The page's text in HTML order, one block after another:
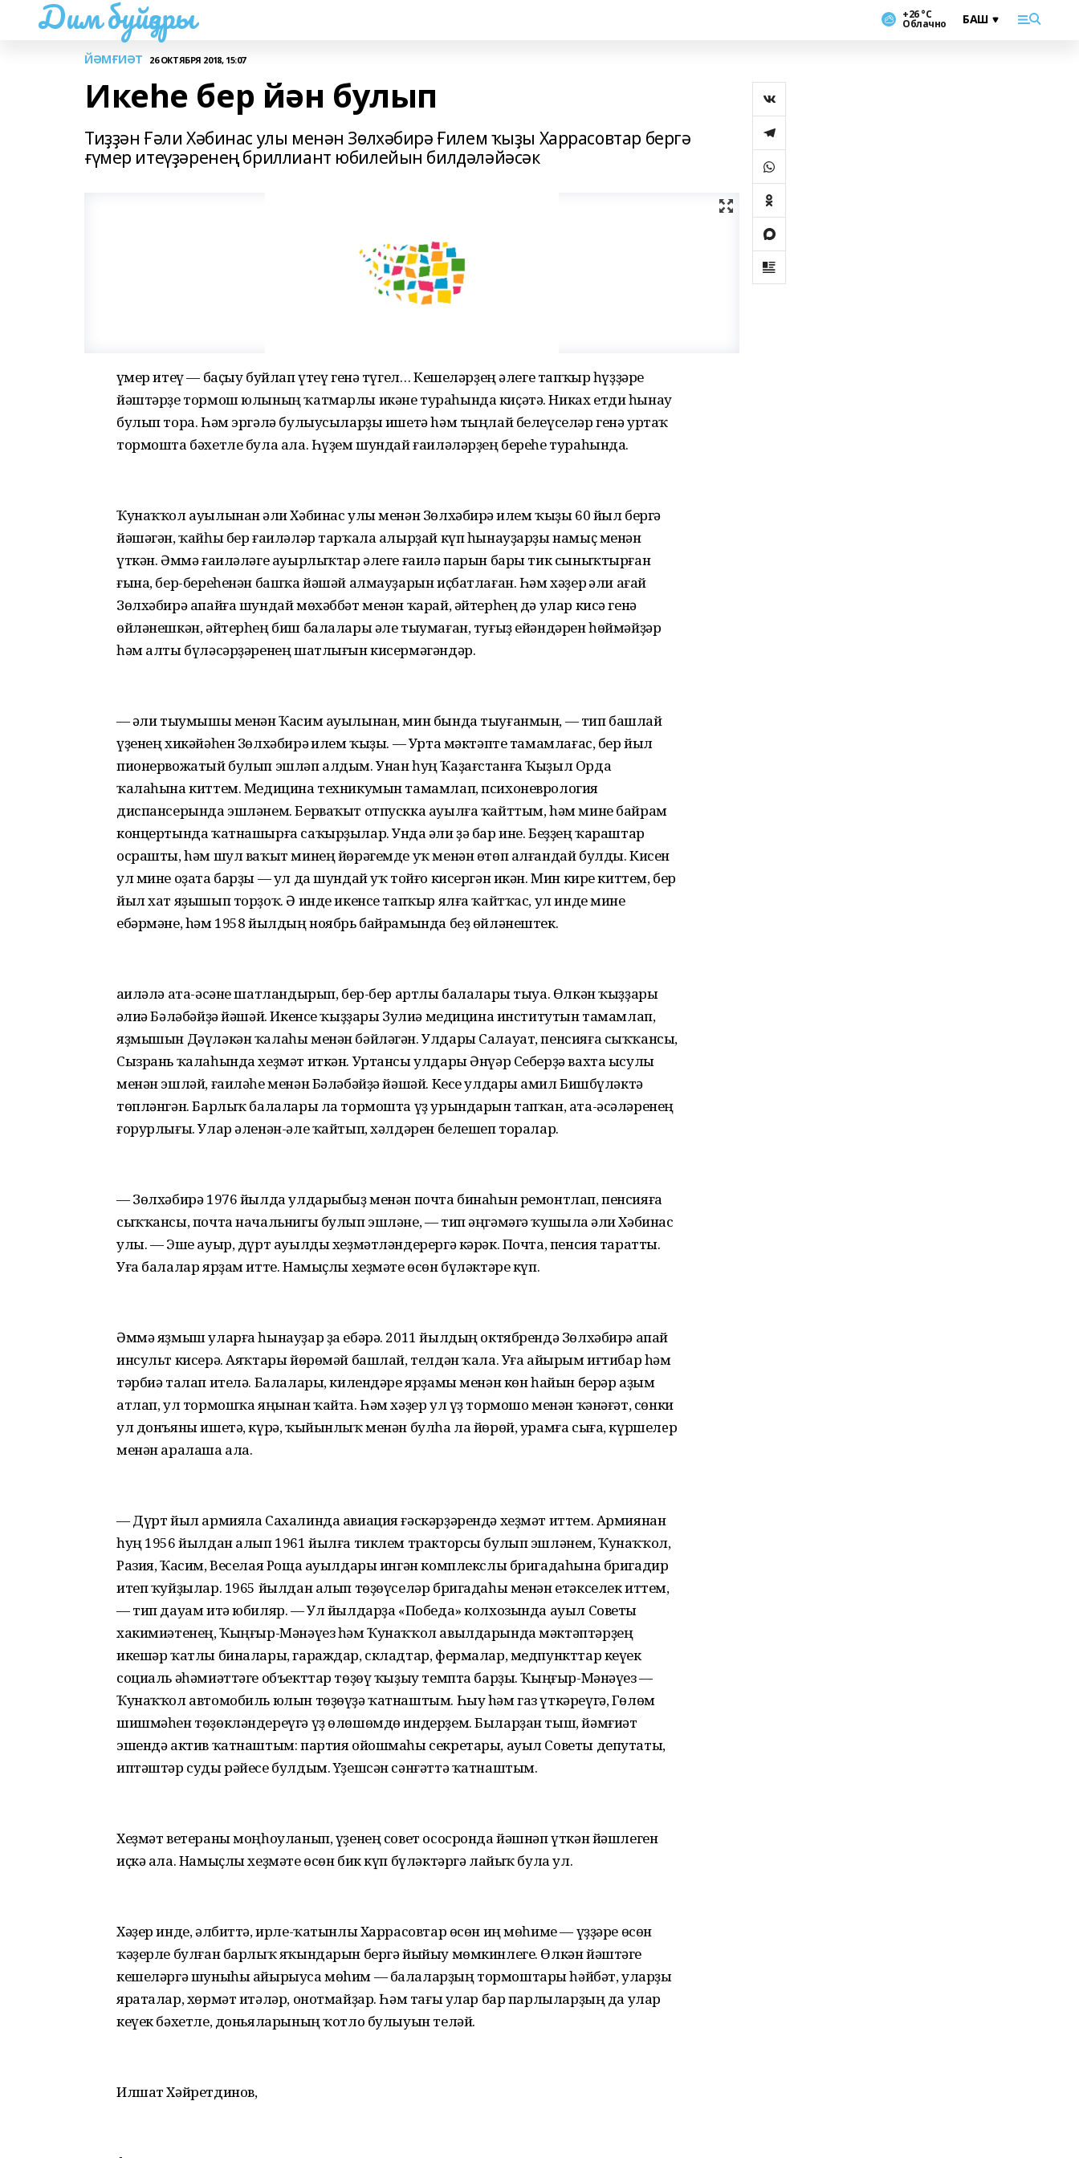
Дим буйҙары +26 °С
Облачно
ЙӘМҒИӘТ 26 ОКТЯБРЯ 2018, 15:07
Икеһе бер йән булып
Тиҙҙән Ғәли Хәбинас улы менән Зөлхәбирә Ғилем ҡыҙы Харрасовтар бергә
ғүмер итеүҙәренең бриллиант юбилейын билдәләйәсәк
Ғүмер итеү — баҫыу буйлап үтеү генә түгел… Кешеләрҙең әлеге тапҡыр һүҙҙәре
йәштәрҙе тормош юлының ҡатмарлы икәне тураһында киҫәтә. Никах етди һынау
булып тора. Һәм эргәлә булыусыларҙы ишетә hәм тыңлай белеүселәр генә уртаҡ
тормошта бәхетле була ала. Һүҙем шундай ғаиләләрҙең береһе тураһында.
Ҡунаҡҡол ауылынан Ғәли Хәбинас улы менән Зөлхәбирә Ғилем ҡыҙы 60 йыл бергә
йәшәгән, ҡайһы бер ғаиләләр тарҡала алырҙай күп һынауҙарҙы намыҫ менән
үткән. Әммә ғаиләләге ауырлыҡтар әлеге ғаилә парын бары тик сыныҡтырған
ғына, бер-береһенән башҡа йәшәй алмауҙарын иҫбатлаған. Һәм хәҙер Ғәли ағай
Зөлхәбирә апайға шундай мөхәббәт менән ҡарай, әйтерһең дә улар кисә генә
өйләнешкән, әйтерһең биш балалары әле тыумаған, туғыҙ ейәндәрен һөймәйҙәр
һәм алты бүләсәрҙәренең шатлығын кисермәгәндәр.
— Ғәли тыумышы менән Ҡасим ауылынан, мин бында тыуғанмын, — тип башлай
үҙенең хикәйәһен Зөлхәбирә Ғилем ҡыҙы. — Урта мәктәпте тамамлағас, бер йыл
пионервожатый булып эшләп алдым. Унан һуң Ҡаҙағстанға Ҡыҙыл Орда
ҡалаһына киттем. Медицина техникумын тамамлап, психоневрология
диспансерында эшләнем. Берваҡыт отпускка ауылға ҡайттым, hәм мине байрам
концертында ҡатнашырға саҡырҙылар. Унда Ғәли ҙә бар ине. Беҙҙең ҡараштар
осрашты, hәм шул ваҡыт минең йөрәгемде уҡ менән өтөп алғандай булды. Кисен
ул мине оҙата барҙы — ул да шундай уҡ тойғо кисергән икән. Мин кире киттем, бер
йыл хат яҙышып торҙоҡ. Ә инде икенсе тапҡыр ялға ҡайтҡас, ул инде мине
ебәрмәне, hәм 1958 йылдың ноябрь байрамында беҙ өйләнештек.
Ғаиләлә ата-әсәне шатландырып, бер-бер артлы балалары тыуа. Өлкән ҡыҙҙары
Ғәлиә Бәләбәйҙә йәшәй. Икенсе ҡыҙҙары Зyлиә медицина институтын тамамлап,
яҙмышын Дәүләкән ҡалаһы менән бәйләгән. Улдары Салауат, пенсияға сыҡҡансы,
Сызрань ҡалаһында хеҙмәт иткән. Уртансы улдары Әнүәр Себерҙә вахта ысулы
менән эшләй, ғаиләһе менән Бәләбәйҙә йәшәй. Кесе улдары Ғамил Бишбүләктә
төпләнгән. Барлыҡ балалары ла тормошта үҙ урындарын тапҡан, ата-әсәләренең
ғорурлығы. Улар әленән-әле ҡайтып, хәлдәрен белешеп торалар.
— Зөлхәбирә 1976 йылда улдарыбыҙ менән почта бинаһын ремонтлап, пенсияға
сыҡҡансы, почта начальнигы булып эшләне, — тип әңгәмәгә ҡушыла Ғәли Хәбинас
улы. — Эше ауыр, дүрт ауылды хеҙмәтләндерергә кәрәк. Почта, пенсия таратты.
Уға балалар ярҙам итте. Намыҫлы хеҙмәте өсөн бүләктәре күп.
Әммә яҙмыш уларға һынауҙар ҙа ебәрә. 2011 йылдың октябрендә Зөлхәбирә апай
инсульт кисерә. Аяҡтары йөрөмәй башлай, телдән ҡала. Уға айырым иғтибар hәм
тәрбиә талап ителә. Балалары, килендәре ярҙамы менән көн һайын берәр аҙым
атлап, ул тормошҡа яңынан ҡайта. Һәм хәҙер ул үҙ тормошо менән ҡәнәғәт, сөнки
ул дoнъяны ишетә, күрә, ҡыйынлыҡ менән булһа ла йөрөй, урамға сыға, күршелeр
менән аралаша ала.
— Дүрт йыл армияла Сахалинда авиация ғәскәрҙәрендә хеҙмәт иттем. Армиянан
һуң 1956 йылдан алып 1961 йылға тиклем тракторсы булып эшләнем, Ҡунаҡҡол,
Разия, Ҡасим, Веселая Роща ауылдары ингән комплекслы бригадаһына бригадир
итеп ҡуйҙылар. 1965 йылдан алып төҙөүселәр бригадаһы менән етәкселек иттем,
— тип дауам итә юбиляр. — Ул йылдарҙа «Победа» колхозында ауыл Советы
хакимиәтенең, Ҡыңғыр-Мәнәүез һәм Ҡунаҡҡол авылдарында мәктәптәрҙең
икешәр ҡатлы биналары, гараждар, складтар, фермалар, медпункттар кеүек
социаль әһәмиәттәге объекттар төҙөү ҡыҙыу темпта барҙы. Ҡыңғыр-Мәнәүез —
Ҡунаҡҡол автомобиль юлын төҙөүҙә ҡатнаштым. Һыу hәм газ үткәреүгә, Гөлөм
шишмәһен төҙөкләндереүгә үҙ өлөшөмдө индерҙем. Быларҙан тыш, йәмғиәт
эшендә актив ҡатнаштым: партия ойошмаһы секретары, ауыл Советы депутаты,
иптәштәр суды рәйесе булдым. Yҙешсән сәнғәттә ҡатнаштым.
Хеҙмәт ветераны моңһоуланып, үҙенең совет ососронда йәшнәп үткән йәшлеген
иҫкә ала. Намыҫлы хеҙмәте өсөн бик күп бүләктәргә лайыҡ була ул.
Хәҙер инде, әлбиттә, ирле-ҡатынлы Харрасовтар өсөн иң мөһиме — үҙҙәре өсөн
ҡәҙерле булған барлыҡ яҡындарын бергә йыйыу мөмкинлеге. Өлкән йәштәге
кешеләргә шуныһы айырыуса мөhим — балаларҙың тормоштары һәйбәт, уларҙы
яраталар, хөрмәт итәләр, онотмайҙар. Һәм тағы улар бар парлыларҙың да улар
кеүек бәхетле, дoньяларының ҡотло булыуын теләй.
Илшат Хәйретдинов,